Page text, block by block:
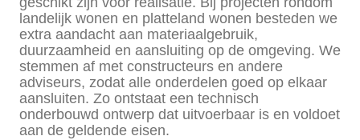
landelijk wonen en platteland wonen besteden we
extra aandacht aan materiaalgebruik,
duurzaamheid en aansluiting op de omgeving. We
stemmen af met constructeurs en andere
adviseurs, zodat alle onderdelen goed op elkaar
aansluiten. Zo ontstaat een technisch
onderbouwd ontwerp dat uitvoerbaar is en voldoet
aan de geldende eisen.